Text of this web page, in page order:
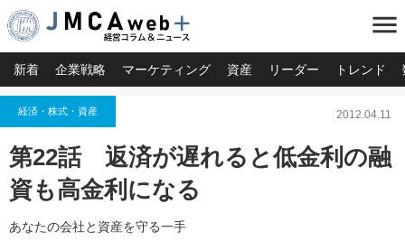
menu
新着 企業戦略 マーケティング 資産 リーダー トレンド
経済・株式・資産 2012.04.11
第22話 返済が遅れると低金利の融
資も高金利になる
あなたの会社と資産を守る一手